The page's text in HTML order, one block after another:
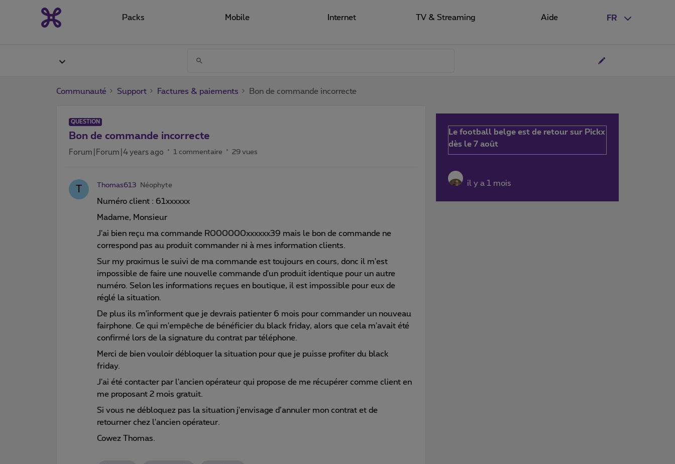
FR
Packs Mobile Internet TV & Streaming Aide
Communauté Support Factures & paiements Bon de commande incorrecte
QUESTION
Bon de commande incorrecte
Forum|Forum|4 years ago 1 commentaire 29 vues
T Thomas613 Néophyte
Numéro client : 61xxxxxx
Madame, Monsieur
J'ai bien reçu ma commande R000000xxxxxx39 mais le bon de commande ne
correspond pas au produit commander ni à mes information clients.
Sur my proximus le suivi de ma commande est toujours en cours, donc il m'est
impossible de faire une nouvelle commande d'un produit identique pour un autre
numéro. Selon les informations reçues en boutique, il est impossible pour eux de
réglé la situation.
De plus ils m'informent que je devrais patienter 6 mois pour commander un nouveau
fairphone. Ce qui m'empêche de bénéficier du black friday, alors que cela m'avait été
confirmé lors de la signature du contrat par téléphone.
Merci de bien vouloir débloquer la situation pour que je puisse profiter du black
friday.
J'ai été contacter par l'ancien opérateur qui propose de me récupérer comme client en
me proposant 2 mois gratuit.
Si vous ne débloquez pas la situation j'envisage d’annuler mon contrat et de
retourner chez l'ancien opérateur.
Cowez Thomas.
Le football belge est de retour sur Pickx
dès le 7 août
il y a 1 mois